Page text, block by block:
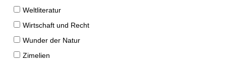
Weltliteratur
Wirtschaft und Recht
Wunder der Natur
Zimelien